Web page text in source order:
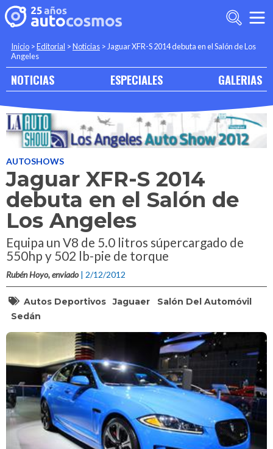
Inicio >Editorial >Noticias >Jaguar XFR-S 2014 debuta en el Salón de Los
Angeles
NOTICIAS ESPECIALES GALERIAS
AUTOSHOWS
Jaguar XFR-S 2014
debuta en el Salón de
Los Angeles
Equipa un V8 de 5.0 litros súpercargado de
550hp y 502 lb-pie de torque
Rubén Hoyo, enviado | 2/12/2012
Autos Deportivos Jaguaer
Salón Del Automóvil
Sedán